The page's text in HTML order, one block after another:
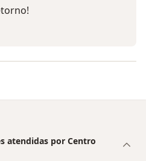
atendidas por Centro